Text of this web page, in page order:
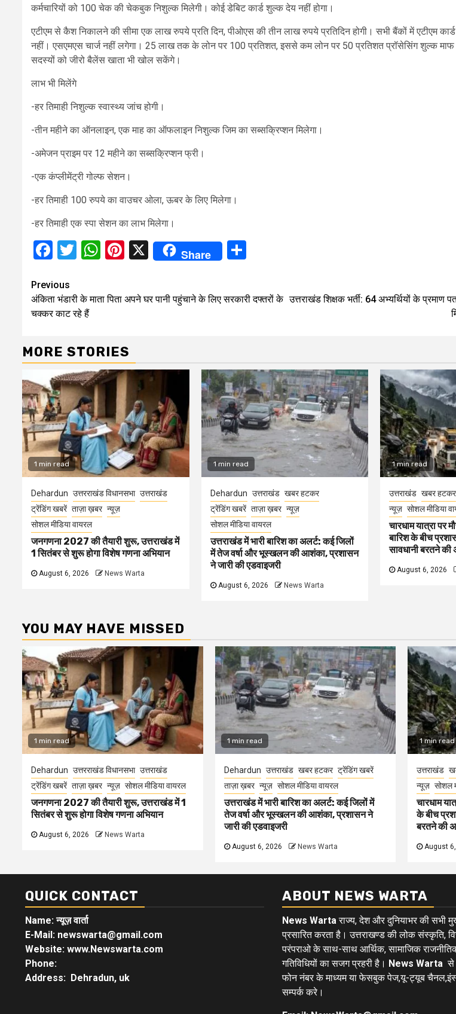
कर्मचारियों को 100 चेक की चेकबुक निशुल्क मिलेगी। कोई डेबिट कार्ड शुल्क देय नहीं होगा।
एटीएम से कैश निकालने की सीमा एक लाख रुपये प्रति दिन, पीओएस की तीन लाख रुपये प्रतिदिन होगी। सभी बैंकों में एटीएम
नहीं। एसएमएस चार्ज नहीं लगेगा। 25 लाख तक के लोन पर 100 प्रतिशत, इससे कम लोन पर 50 प्रतिशत प्रॉसेसिंग शुल्क माफ
सदस्यों को जीरो बैलेंस खाता भी खोल सकेंगे।
लाभ भी मिलेंगे
-हर तिमाही निशुल्क स्वास्थ्य जांच होगी।
-तीन महीने का ऑनलाइन, एक माह का ऑफलाइन निशुल्क जिम का सब्सक्रिप्शन मिलेगा।
-अमेजन प्राइम पर 12 महीने का सब्सक्रिप्शन फ्री।
-एक कंप्लीमेंट्री गोल्फ सेशन।
-हर तिमाही 100 रुपये का वाउचर ओला, ऊबर के लिए मिलेगा।
-हर तिमाही एक स्पा सेशन का लाभ मिलेगा।
Facebook
Twitter
WhatsApp
Pinterest
X Share
Continue
Reading
Previous
अंकिता भंडारी के माता पिता अपने घर पानी पहुंचाने के लिए सरकारी दफ्तरों के
चक्कर काट रहे हैं
उत्तराखंड शिक्षक भर्ती: 64 अभ्यर्थियों के प्रमाण
MORE STORIES
1 min read
Dehardun उत्तरराखंड विधानसभा उत्तराखंड
ट्रेंडिंग खबरें ताज़ा ख़बर न्यूज़
सोशल मीडिया वायरल
जनगणना 2027 की तैयारी शुरू, उत्तराखंड में
1 सितंबर से शुरू होगा विशेष गणना अभियान
August 6, 2026 News Warta
1 min read
Dehardun उत्तराखंड खबर हटकर
ट्रेंडिंग खबरें ताज़ा ख़बर न्यूज़
सोशल मीडिया वायरल
उत्तराखंड में भारी बारिश का अलर्ट: कई जिलों
में तेज वर्षा और भूस्खलन की आशंका, प्रशासन
ने जारी की एडवाइजरी
August 6, 2026 News Warta
1 min read
उत्तराखंड खबर हटकर
न्यूज़ सोशल मीडिया
चारधाम यात्रा पर
बारिश के बीच
सावधानी बरतने की
August 6, 2026
YOU MAY HAVE MISSED
1 min read
Dehardun उत्तरराखंड विधानसभा उत्तराखंड
ट्रेंडिंग खबरें ताज़ा ख़बर न्यूज़ सोशल मीडिया वायरल
जनगणना 2027 की तैयारी शुरू, उत्तराखंड में 1
सितंबर से शुरू होगा विशेष गणना अभियान
August 6, 2026 News Warta
1 min read
Dehardun उत्तराखंड खबर हटकर ट्रेंडिंग खबरें
ताज़ा ख़बर न्यूज़ सोशल मीडिया वायरल
उत्तराखंड में भारी बारिश का अलर्ट: कई जिलों में
तेज वर्षा और भूस्खलन की आशंका, प्रशासन ने
जारी की एडवाइजरी
August 6, 2026 News Warta
1 min read
उत्तराखंड
न्यूज़ सोशल
चारधाम
के बीच
बरतने की
August
QUICK CONTACT
Name: न्यूज़ वार्ता
E-Mail: newswarta@gmail.com
Website: www.Newswarta.com
Phone:
Address: Dehradun, uk
ABOUT NEWS WARTA
News Warta राज्य, देश और दुनियाभर की सभी
प्रसारित करता है। उत्तराखण्ड की लोक संस्कृति,
परंपराओ के साथ-साथ आर्थिक, सामाजिक राजनीतिक
गतिविधियों का सजग प्रहरी है। News Warta से
फोन नंबर के माध्यम या फेसबुक पेज,यू-ट्यूब
सम्पर्क करे।